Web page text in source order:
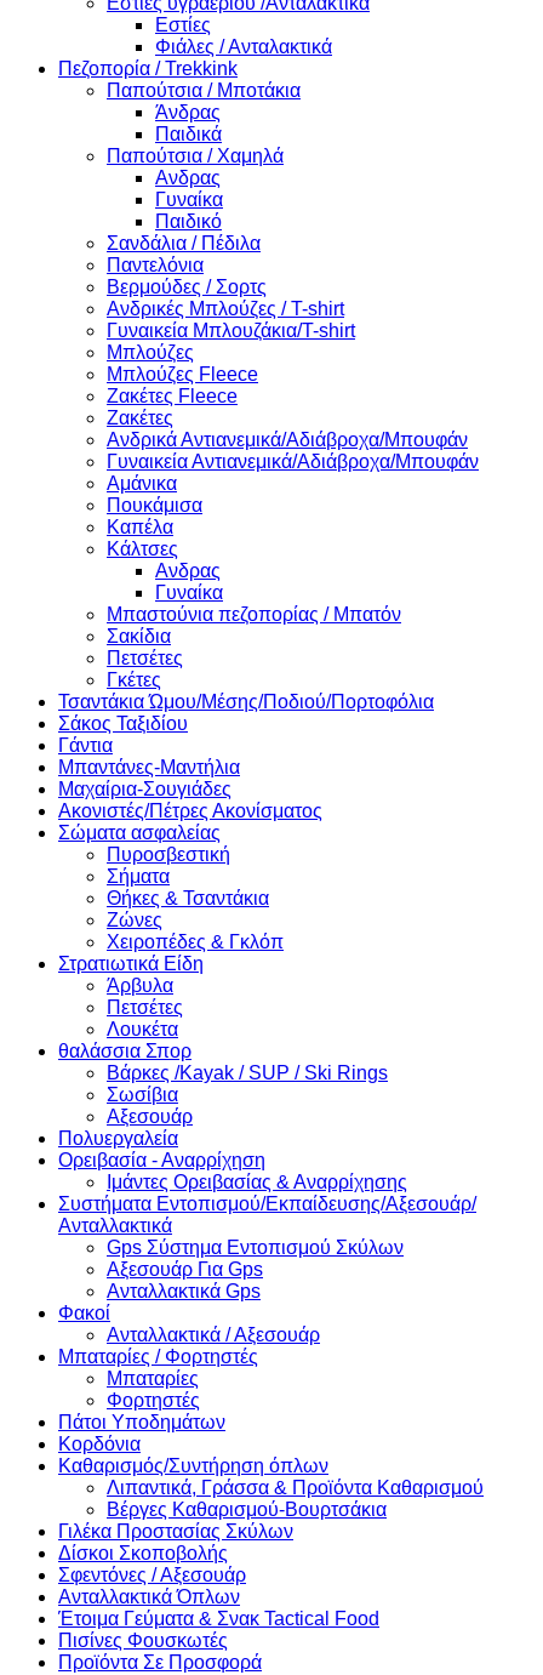
Εστίες
Φιάλες / Ανταλακτικά
Πεζοπορία / Trekkink
Παπούτσια / Μποτάκια
Άνδρας
Παιδικά
Παπούτσια / Χαμηλά
Ανδρας
Γυναίκα
Παιδικό
Σανδάλια / Πέδιλα
Παντελόνια
Βερμούδες / Σορτς
Ανδρικές Μπλούζες / T-shirt
Γυναικεία Μπλουζάκια/T-shirt
Μπλούζες
Μπλούζες Fleece
Ζακέτες Fleece
Ζακέτες
Ανδρικά Αντιανεμικά/Αδιάβροχα/Μπουφάν
Γυναικεία Αντιανεμικά/Αδιάβροχα/Μπουφάν
Αμάνικα
Πουκάμισα
Καπέλα
Κάλτσες
Ανδρας
Γυναίκα
Μπαστούνια πεζοπορίας / Μπατόν
Σακίδια
Πετσέτες
Γκέτες
Τσαντάκια Ώμου/Μέσης/Ποδιού/Πορτοφόλια
Σάκος Ταξιδίου
Γάντια
Μπαντάνες-Μαντήλια
Μαχαίρια-Σουγιάδες
Ακονιστές/Πέτρες Ακονίσματος
Σώματα ασφαλείας
Πυροσβεστική
Σήματα
Θήκες & Τσαντάκια
Ζώνες
Χειροπέδες & Γκλόπ
Στρατιωτικά Είδη
Άρβυλα
Πετσέτες
Λουκέτα
θαλάσσια Σπορ
Βάρκες /Kayak / SUP / Ski Rings
Σωσίβια
Αξεσουάρ
Πολυεργαλεία
Ορειβασία - Αναρρίχηση
Ιμάντες Ορειβασίας & Αναρρίχησης
Συστήματα Εντοπισμού/Εκπαίδευσης/Αξεσουάρ/
Ανταλλακτικά
Gps Σύστημα Εντοπισμού Σκύλων
Αξεσουάρ Για Gps
Ανταλλακτικά Gps
Φακοί
Ανταλλακτικά / Αξεσουάρ
Μπαταρίες / Φορτηστές
Μπαταρίες
Φορτηστές
Πάτοι Υποδημάτων
Κορδόνια
Καθαρισμός/Συντήρηση όπλων
Λιπαντικά, Γράσσα & Προϊόντα Καθαρισμού
Βέργες Καθαρισμού-Βουρτσάκια
Γιλέκα Προστασίας Σκύλων
Δίσκοι Σκοποβολής
Σφεντόνες / Αξεσουάρ
Ανταλλακτικά Όπλων
Έτοιμα Γεύματα & Σνακ Tactical Food
Πισίνες Φουσκωτές
Προϊόντα Σε Προσφορά